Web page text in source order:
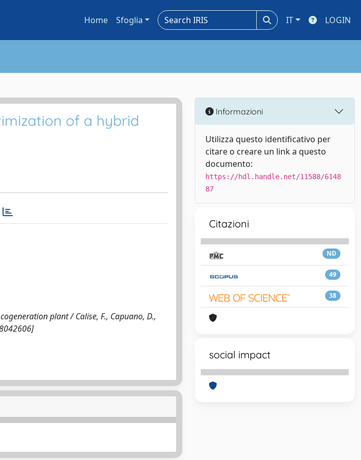
Home Sfoglia IT LOGIN
of a hybrid
plant / Calise, F., Capuano, D.,
Informazioni
Utilizza questo identificativo per
citare o creare un link a questo
documento:
https://hdl.handle.net/11588/6148
87
Citazioni
ND
49
38
social impact